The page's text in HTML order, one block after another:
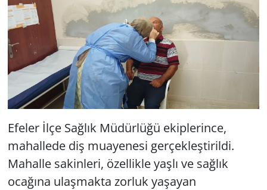
Efeler İlçe Sağlık Müdürlüğü ekiplerince,
mahallede diş muayenesi gerçekleştirildi.
Mahalle sakinleri, özellikle yaşlı ve sağlık
ocağına ulaşmakta zorluk yaşayan